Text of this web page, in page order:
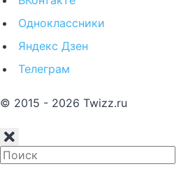
Одноклассники
Яндекс Дзен
Телеграм
© 2015 - 2026 Twizz.ru